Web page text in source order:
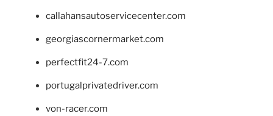
callahansautoservicecenter.com
georgiascornermarket.com
perfectfit24-7.com
portugalprivatedriver.com
von-racer.com